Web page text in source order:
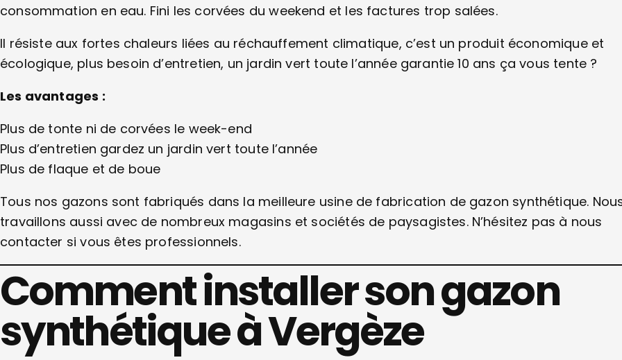
consommation en eau. Fini les corvées du weekend et les factures trop salées.
Il résiste aux fortes chaleurs liées au réchauffement climatique, c’est un produit économique et
écologique, plus besoin d’entretien, un jardin vert toute l’année garantie 10 ans ça vous tente ?
Les avantages :
Plus de tonte ni de corvées le week-end
Plus d’entretien gardez un jardin vert toute l’année
Plus de flaque et de boue
Tous nos gazons sont fabriqués dans la meilleure usine de fabrication de gazon synthétique.
travaillons aussi avec de nombreux magasins et sociétés de paysagistes. N’hésitez pas à nous
contacter si vous êtes professionnels.
Comment installer son gazon
synthétique à Vergèze